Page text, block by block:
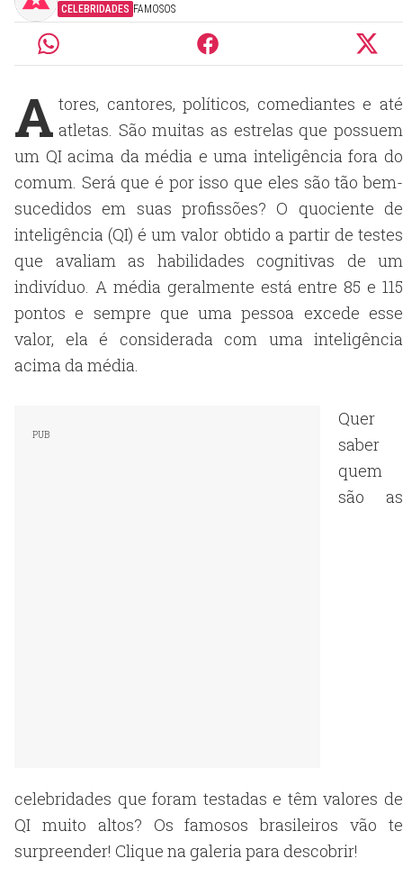
CELEBRIDADES FAMOSOS
A tores, cantores, políticos, comediantes e até
atletas. São muitas as estrelas que possuem
um QI acima da média e uma inteligência fora do
comum. Será que é por isso que eles são tão bem-
sucedidos em suas profissões? O quociente de
inteligência (QI) é um valor obtido a partir de testes
que avaliam as habilidades cognitivas de um
indivíduo. A média geralmente está entre 85 e 115
pontos e sempre que uma pessoa excede esse
valor, ela é considerada com uma inteligência
acima da média.
Quer
saber
quem
são as
celebridades que foram testadas e têm valores de
QI muito altos? Os famosos brasileiros vão te
surpreender! Clique na galeria para descobrir!